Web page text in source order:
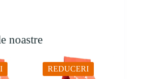
noastre
REDUCERI